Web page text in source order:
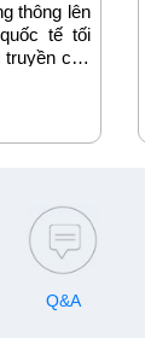
thông lên
tế tối
cho
Q&A